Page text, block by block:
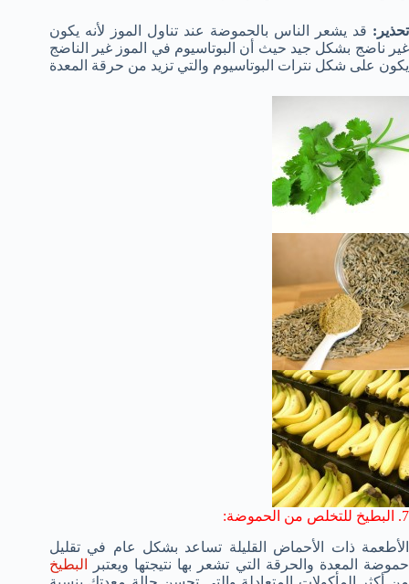
تحذير: قد يشعر الناس بالحموضة عند تناول الموز لأنه يكون
غير ناضج بشكل جيد حيث أن البوتاسيوم في الموز غير الناضج
يكون على شكل نترات البوتاسيوم والتي تزيد من حرقة المعدة
7. البطيخ للتخلص من الحموضة:
الأطعمة ذات الأحماض القليلة تساعد بشكل عام في تقليل
حموضة المعدة والحرقة التي تشعر بها نتيجتها ويعتبر
البطيخ